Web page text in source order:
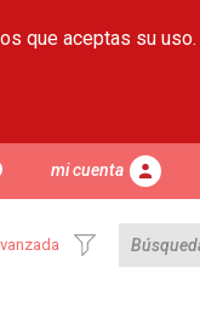
que aceptas su uso.
mi cuenta